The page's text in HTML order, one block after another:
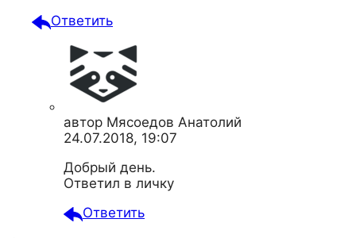
Ответить
автор Мясоедов Анатолий
24.07.2018, 19:07
Добрый день.
Ответил в личку
Ответить